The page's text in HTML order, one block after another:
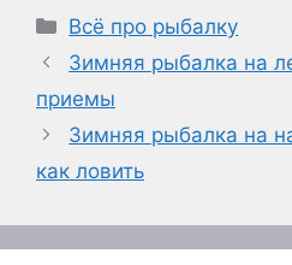
Рубрики
Всё про рыбалку
Зимняя рыбалка на
приемы
Зимняя рыбалка на
как ловить